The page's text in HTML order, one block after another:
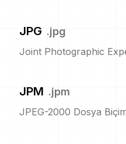
JPG .jpg
Joint Photographic
JPM .jpm
JPEG-2000 Dosya